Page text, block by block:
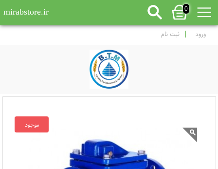
0
mirabstore.ir
ورود ثبت نام
موجود